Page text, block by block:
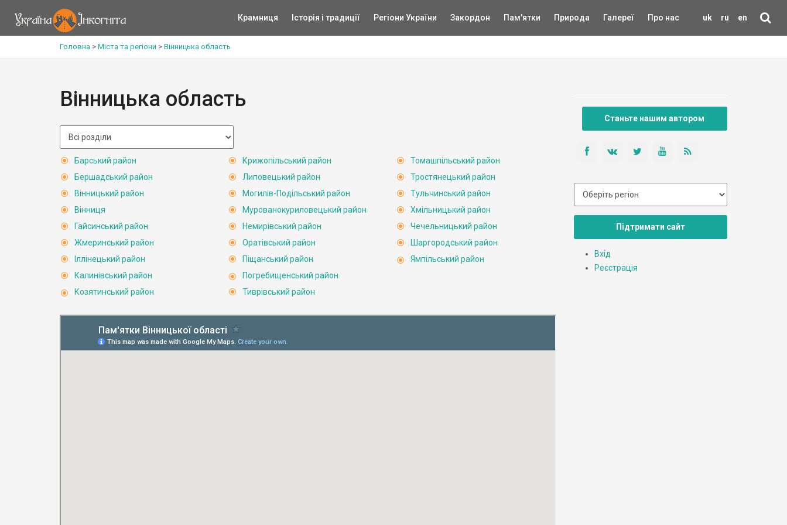
uk ru en
Крамниця Історія і традиції Регіони України Закордон Пам'ятки Природа Галереї Про нас
Головна > Міста та регіони > Вінницька область
Вінницька область
Барський район
Бершадський район
Вінницький район
Вінниця
Гайсинський район
Жмеринський район
Іллінецький район
Калинівський район
Козятинський район
Крижопільський район
Липовецький район
Могилів-Подільський район
Мурованокуриловецький район
Немирівський район
Оратівський район
Піщанський район
Погребищенський район
Тиврівський район
Томашпільський район
Тростянецький район
Тульчинський район
Хмільницький район
Чечельницький район
Шаргородський район
Ямпільський район
Станьте нашим автором
Підтримати сайт
Вхід
Реєстрація